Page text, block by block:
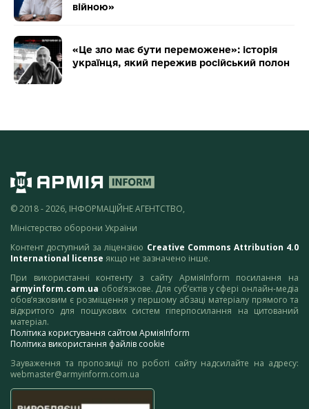
війною»
«Це зло має бути переможене»: історія
українця, який пережив російський полон
© 2018 - 2026, ІНФОРМАЦІЙНЕ АГЕНТСТВО,
Міністерство оборони України
Контент доступний за ліцензією Creative Commons Attribution 4.0
International license якщо не зазначено інше.
При використанні контенту з сайту АрміяInform посилання на
armyinform.com.ua обов’язкове. Для суб’єктів у сфері онлайн-медіа
обов’язковим є розміщення у першому абзаці матеріалу прямого та
відкритого для пошукових систем гіперпосилання на цитований
матеріал.
Політика користування сайтом АрміяInform
Політика використання файлів cookie
Зауваження та пропозиції по роботі сайту надсилайте на адресу:
webmaster@armyinform.com.ua